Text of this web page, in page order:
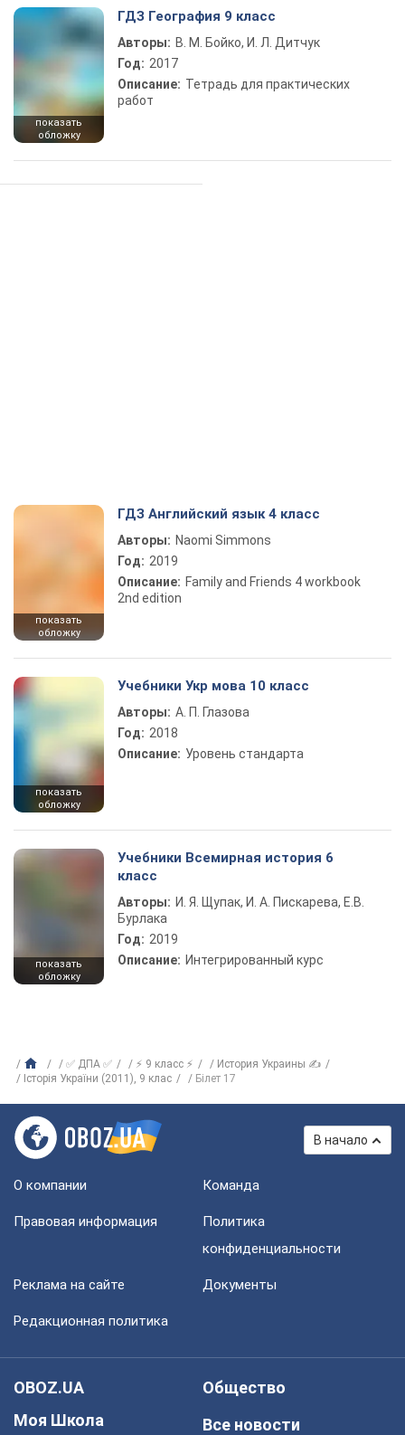
показать
обложку
ГДЗ География 9 класс
Авторы: В. М. Бойко, И. Л. Дитчук
Год: 2017
Описание: Тетрадь для практических
работ
показать
обложку
ГДЗ Английский язык 4 класс
Авторы: Naomi Simmons
Год: 2019
Описание: Family and Friends 4 workbook
2nd edition
показать
обложку
Учебники Укр мова 10 класс
Авторы: А. П. Глазова
Год: 2018
Описание: Уровень стандарта
показать
обложку
Учебники Всемирная история 6
класс
Авторы: И. Я. Щупак, И. А. Пискарева, Е.В.
Бурлака
Год: 2019
Описание: Интегрированный курс
✅ ДПА ✅ ⚡ 9 класс ⚡
История Украины ✍
Історія України (2011), 9 клас
Білет 17
В начало
О компании Команда
Правовая информация
Политика
конфиденциальности
Реклама на сайте Документы
Редакционная политика
OBOZ.UA
Моя Школа
Общество
Все новости